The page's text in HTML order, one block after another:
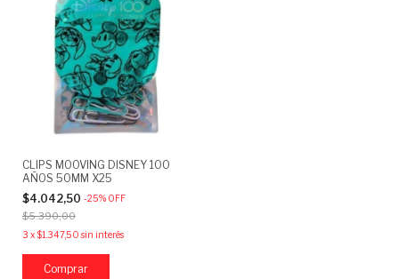
CLIPS MOOVING DISNEY 100
AÑOS 50MM X25
$4.042,50 -25% OFF
$5.390,00
3 x$1.347,50 sin interés